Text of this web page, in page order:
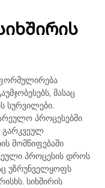
მასაც
სურვილები.
პროცესებში
გარკვეულ
მომწიფებაში
პროცესის დროს
უზრუნველყოფს
სიხშირის